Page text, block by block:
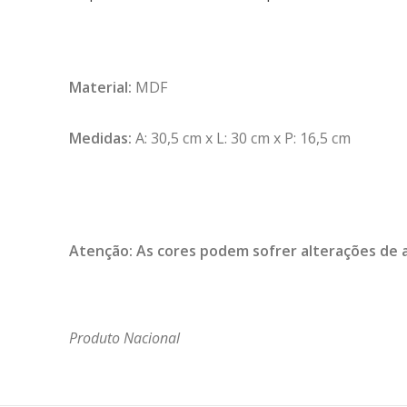
Material: MDF
Medidas: A: 30,5 cm x L: 30 cm x P: 16,5 cm
Atenção: As cores podem sofrer alterações de
Produto Nacional